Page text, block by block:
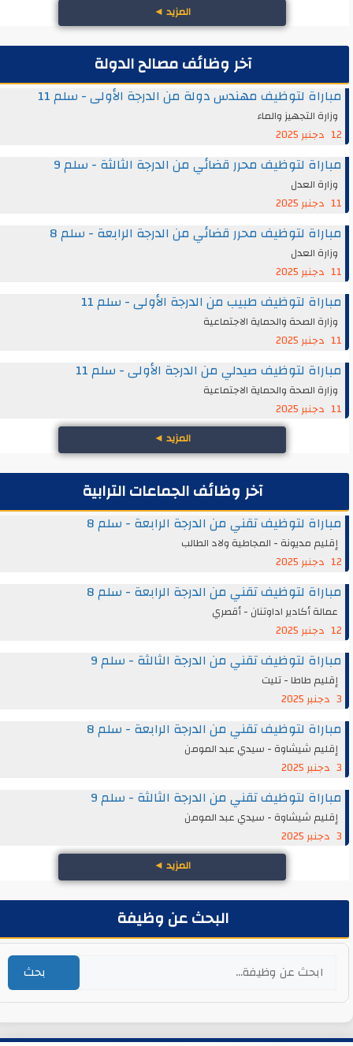
المزيد◄
آخر وظائف مصالح الدولة
مباراة لتوظيف مهندس دولة من الدرجة الأولى - سلم 11
وزارة التجهيز والماء
12 دجنبر 2025
مباراة لتوظيف محرر قضائي من الدرجة الثالثة - سلم 9
وزارة العدل
11 دجنبر 2025
مباراة لتوظيف محرر قضائي من الدرجة الرابعة - سلم 8
وزارة العدل
11 دجنبر 2025
مباراة لتوظيف طبيب من الدرجة الأولى - سلم 11
وزارة الصحة والحماية الاجتماعية
11 دجنبر 2025
مباراة لتوظيف صيدلي من الدرجة الأولى - سلم 11
وزارة الصحة والحماية الاجتماعية
11 دجنبر 2025
المزيد◄
آخر وظائف الجماعات الترابية
مباراة لتوظيف تقني من الدرجة الرابعة - سلم 8
إقليم مديونة - المجاطية ولاد الطالب
12 دجنبر 2025
مباراة لتوظيف تقني من الدرجة الرابعة - سلم 8
عمالة أكادير اداوتنان - أقصري
12 دجنبر 2025
مباراة لتوظيف تقني من الدرجة الثالثة - سلم 9
إقليم طاطا - تليت
مباراة لتوظيف تقني من الدرجة الرابعة - سلم 8
إقليم شيشاوة - سيدي عبد المومن
مباراة لتوظيف تقني من الدرجة الثالثة - سلم 9
إقليم شيشاوة - سيدي عبد المومن
المزيد◄
البحث عن وظيفة
بحث